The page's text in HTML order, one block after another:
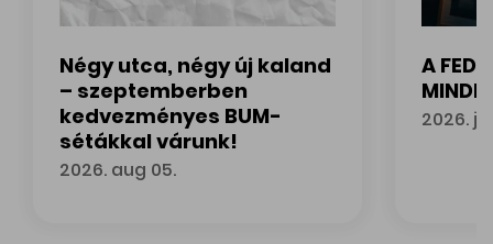
Négy utca, négy új kaland
– szeptemberben
kedvezményes BUM-
sétákkal várunk!
2026. aug 05.
A
2026.